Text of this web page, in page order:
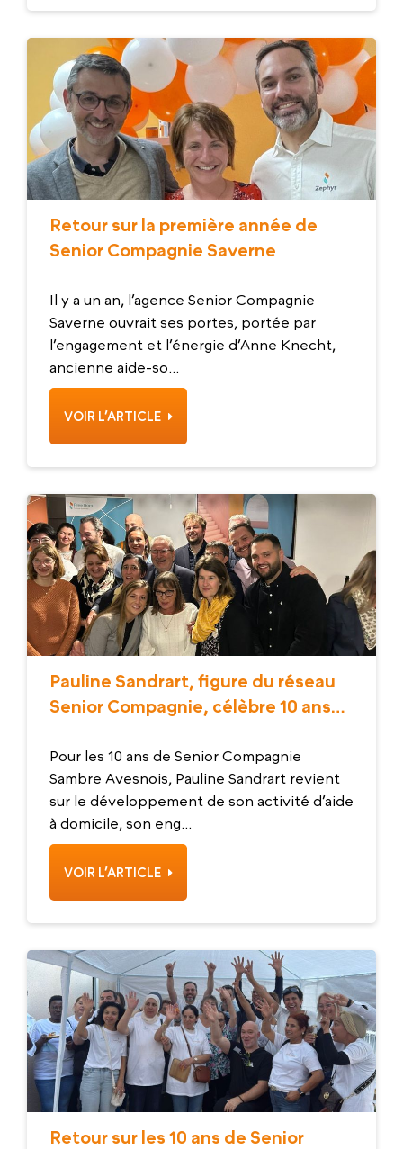
Retour sur la première année de
Senior Compagnie Saverne
Il y a un an, l’agence Senior Compagnie
Saverne ouvrait ses portes, portée par
l’engagement et l’énergie d’Anne Knecht,
ancienne aide-so...
VOIR L’ARTICLE
Pauline Sandrart, figure du réseau
Senior Compagnie, célèbre 10 ans
Avesnois
Pour les 10 ans de Senior Compagnie
Sambre Avesnois, Pauline Sandrart revient
sur le développement de son activité d’aide
à domicile, son eng...
VOIR L’ARTICLE
Retour sur les 10 ans de Senior